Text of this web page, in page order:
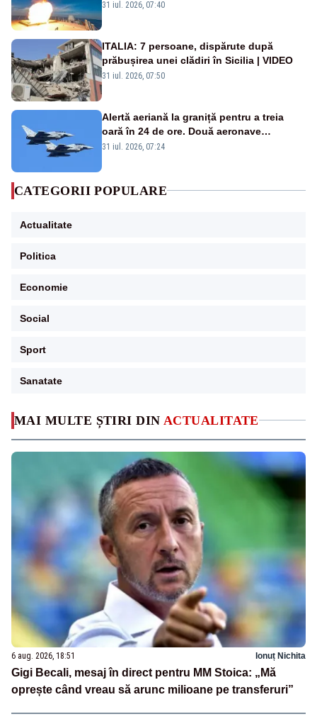
MAI MULTE ȘTIRI DIN ACTUALITATE
6 aug. 2026, 18:51 Ionuț Nichita
Gigi Becali, mesaj în direct pentru MM Stoica: „Mă
oprește când vreau să arunc milioane pe transferuri”
americană, distrusă de o rachetă
31 iul. 2026, 07:40
ITALIA: 7 persoane, dispărute după
prăbușirea unei clădiri în Sicilia | VIDEO
31 iul. 2026, 07:50
Alertă aeriană la graniță pentru a treia
oară în 24 de ore. Două aeronave
Eurofighter britanice au fost ridicate de la
31 iul. 2026, 07:24
CATEGORII POPULARE
Actualitate
Politica
Economie
Social
Sport
Sanatate